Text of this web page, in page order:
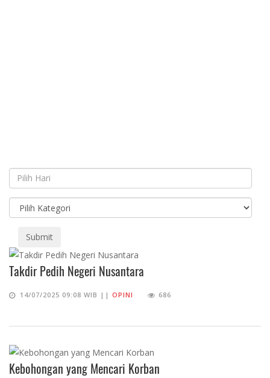
Submit
Takdir Pedih Negeri Nusantara
14/07/2025 09:08 WIB || OPINI 686
Kebohongan yang Mencari Korban